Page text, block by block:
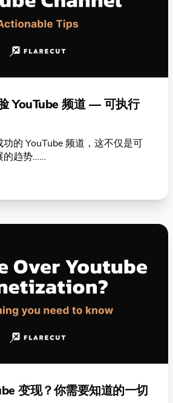
YouTube 频道 — 可执行
的 YouTube 频道，这不仅是可
的趋势……
变现？你需要知道的一切